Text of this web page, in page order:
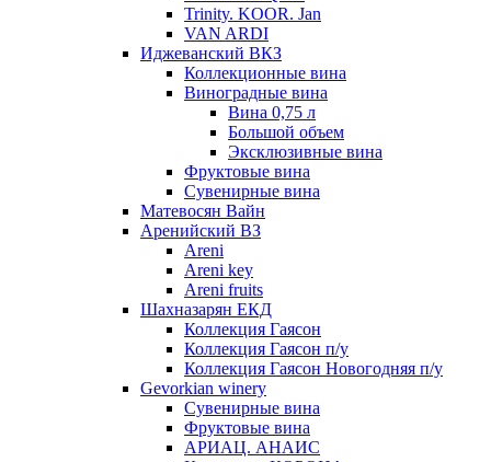
Trinity. KOOR. Jan
VAN ARDI
Иджеванский ВКЗ
Коллекционные вина
Виноградные вина
Вина 0,75 л
Большой объем
Эксклюзивные вина
Фруктовые вина
Cувенирные вина
Матевосян Вайн
Аренийский ВЗ
Areni
Areni key
Areni fruits
Шахназарян ЕКД
Коллекция Гаясон
Коллекция Гаясон п/у
Коллекция Гаясон Новогодняя п/у
Gevorkian winery
Сувенирные вина
Фруктовые вина
АРИАЦ. АНАИС